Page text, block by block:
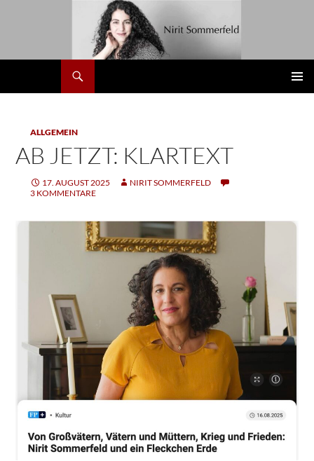
Nirit
ALLGEMEIN
AB JETZT: KLARTEXT
17. AUGUST 2025
NIRIT SOMMERFELD
3 KOMMENTARE